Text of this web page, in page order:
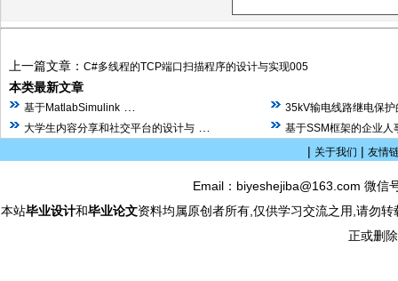
上一篇文章： C#多线程的TCP端口扫描程序的设计与实现005
本类最新文章
基于MatlabSimulink
35kV输电线路继电保
大学生内容分享和社交平台的设计与
基于SSM框架的企业人
| 关于我们 | 友情
Email：biyeshejiba@163.com 微
本站毕业设计和毕业论文资料均属原创者所有,仅供学习交流之用,请勿
正或删